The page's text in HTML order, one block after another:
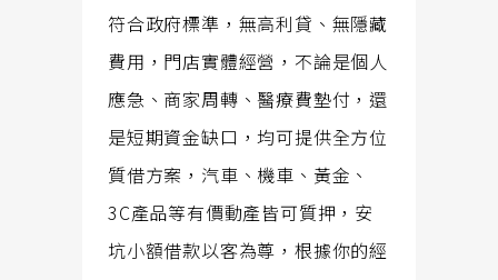
符合政府標準，無高利貸、無隱藏
費用，門店實體經營，不論是個人
應急、商家周轉、醫療費墊付，還
是短期資金缺口，均可提供全方位
質借方案，汽車、機車、黃金、
3C產品等有價動產皆可質押，安
坑小額借款以客為尊，根據你的經